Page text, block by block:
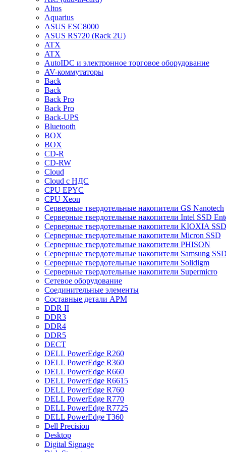
Altos
Aquarius
ASUS ESC8000
ASUS RS720 (Rack 2U)
ATX
ATX
AutoIDC и электронное торговое оборудование
AV-коммутаторы
Back
Back
Back Pro
Back Pro
Back-UPS
Bluetooth
BOX
BOX
CD-R
CD-RW
Cloud
Cloud с НДС
CPU EPYC
CPU Xeon
Cерверные твердотельные накопители GS Nanotech
Cерверные твердотельные накопители Intel SSD
Cерверные твердотельные накопители KIOXIA SSD
Cерверные твердотельные накопители Micron SSD
Cерверные твердотельные накопители PHISON
Cерверные твердотельные накопители Samsung
Cерверные твердотельные накопители Solidigm
Cерверные твердотельные накопители Supermicro
Cетевое оборудование
Cоединительные элементы
Cоставные детали АРМ
DDR II
DDR3
DDR4
DDR5
DECT
DELL PowerEdge R260
DELL PowerEdge R360
DELL PowerEdge R660
DELL PowerEdge R6615
DELL PowerEdge R760
DELL PowerEdge R770
DELL PowerEdge R7725
DELL PowerEdge T360
Dell Precision
Desktop
Digital Signage